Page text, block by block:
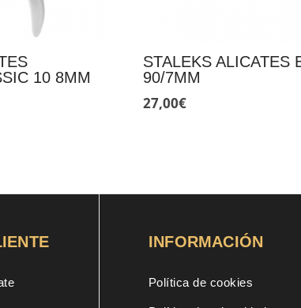
10 8MM
STALEKS ALICATES
90/7MM
27,00€
INFORMACIÓN
Política de cookies